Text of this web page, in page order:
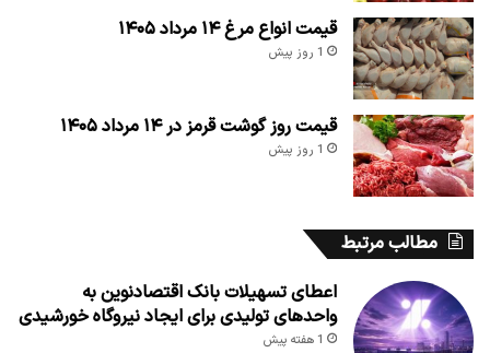
قیمت انواع مرغ ۱۴ مرداد ۱۴۰۵
1 روز پیش
قیمت روز گوشت قرمز در ۱۴ مرداد ۱۴۰۵
1 روز پیش
مطالب مرتبط
اعطای تسهیلات بانک اقتصادنوین به
واحدهای تولیدی برای ایجاد نیروگاه خورشیدی
1 هفته پیش